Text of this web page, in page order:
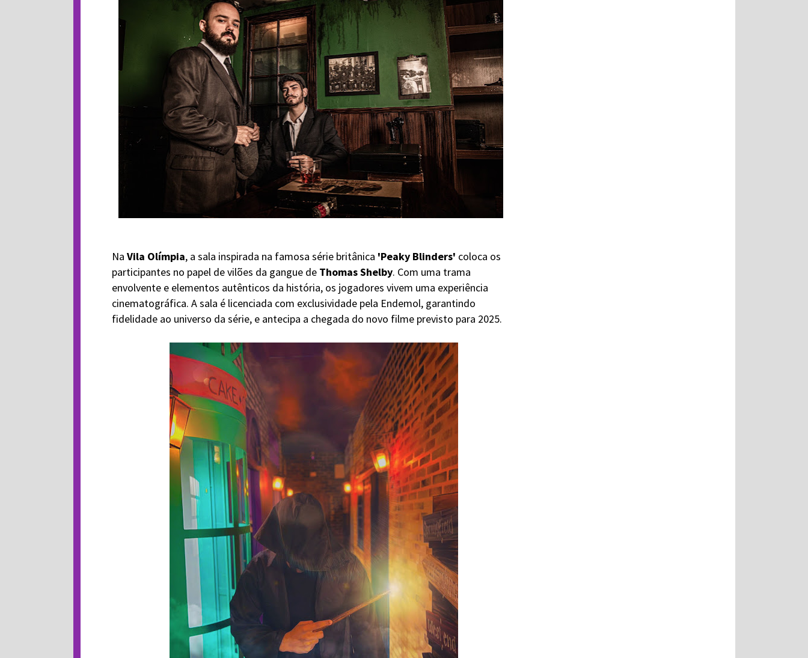
Na Vila Olímpia, a sala inspirada na famosa série britânica 'Peaky Blinders' coloca os
participantes no papel de vilões da gangue de Thomas Shelby. Com uma trama
envolvente e elementos autênticos da história, os jogadores vivem uma experiência
cinematográfica. A sala é licenciada com exclusividade pela Endemol, garantindo
fidelidade ao universo da série, e antecipa a chegada do novo filme previsto para 2025.